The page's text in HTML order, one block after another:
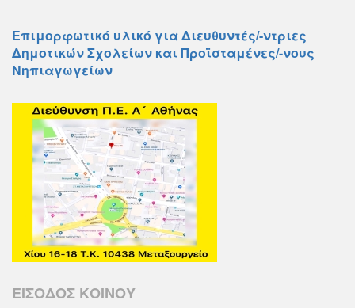
Επιμορφωτικό υλικό για Διευθυντές/-ντριες
Δημοτικών Σχολείων και Προϊσταμένες/-νους
Νηπιαγωγείων
ΕΙΣΟΔΟΣ ΚΟΙΝΟΥ